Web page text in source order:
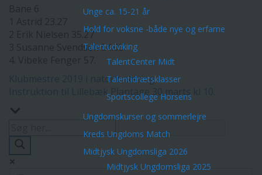
Unge ca. 15-21 år
Hold for voksne -både nye og erfarne
Talentudviking
TalentCenter Midt
Talentidrætsklasser
Sportscollege Horsens
Ungdomskurser og sommerlejre
Kreds Ungdoms Match
Midtjysk Ungdomsliga 2026
Midtjysk Ungdomsliga 2025
2 Erik Nielsen 35.27
3 Susanne Svendsen 54.05
Indlægsnavigation
Klubmestre 2019 i natorientering
Instruktion til Lillebæk Plantage 30 marts kl 10.